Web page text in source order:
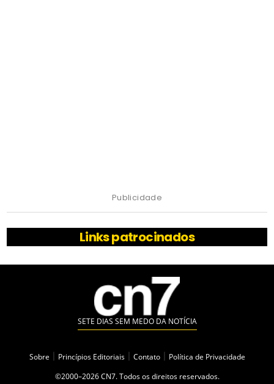
Publicidade
Links patrocinados
SETE DIAS SEM MEDO DA NOTÍCIA
Sobre Princípios Editoriais Contato
Política de Privacidade
©2000–2026 CN7. Todos os direitos reservados.